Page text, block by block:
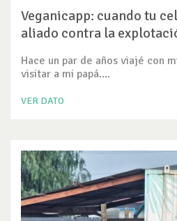
Veganicapp: cuando tu
aliado contra la
Hace un par de años viajé con
visitar a mi papá....
VER DATO